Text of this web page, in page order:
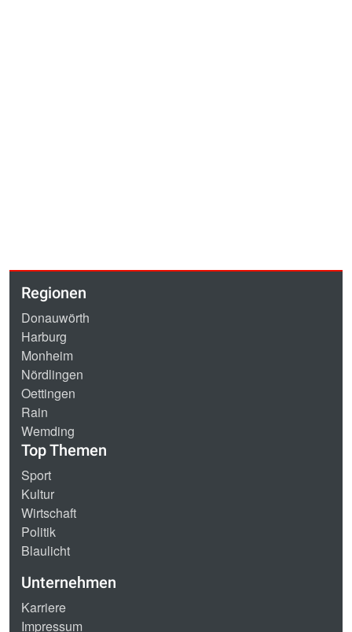
Regionen
Donauwörth
Harburg
Monheim
Nördlingen
Oettingen
Rain
Wemding
Top Themen
Sport
Kultur
Wirtschaft
Politik
Blaulicht
Unternehmen
Karriere
Impressum